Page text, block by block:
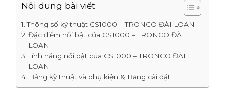
Nội dung bài viết
Thông số kỹ thuật CS1000 – TRONCO ĐÀI LOAN
Đặc điểm nổi bật của CS1000 – TRONCO ĐÀI
LOAN
Tính năng nổi bật của CS1000 – TRONCO ĐÀI
LOAN
Bảng kỹ thuật và phụ kiện & Bảng cài đặt: